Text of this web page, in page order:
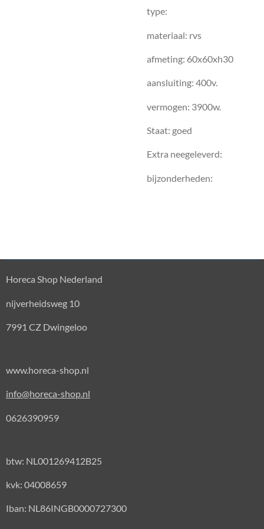
type:
materiaal: rvs
afmeting: 60x60xh30
aansluiting: 400v.
vermogen: 3900w.
Staat: goed
Extra neegeleverd:
bijzonderheden:
Horeca Shop Nederland
nijverheidsweg 10
7991 CZ Dwingeloo
www.horeca-shop.nl
info@horeca-shop.nl
0626390959
btw: NL001269412B25
kvk: 04008659
Iban: NL86INGB0000727300